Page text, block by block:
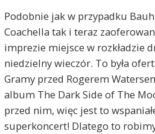
Podobnie jak w przypadku
Coachella tak i teraz
imprezie miejsce w rozkładzie
niedzielny wieczór. To była
Gramy przed Rogerem
album The Dark Side of The
przed nim, więc jest to
superkoncert! Dlatego to